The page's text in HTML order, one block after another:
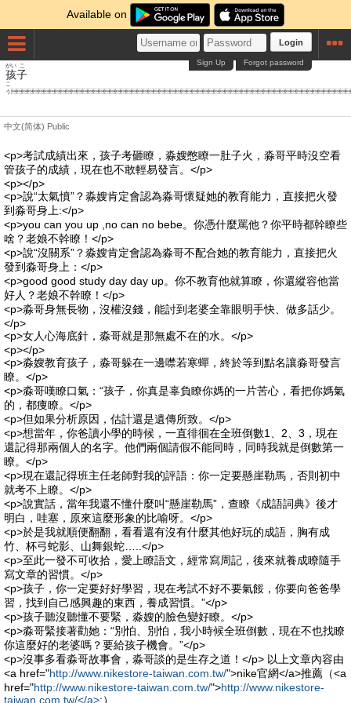
Available on
Login
Forgot password
Sign Up
孩
がい
子
こ
こ
う
中文(简体) Public
<p>考試成績出來，孩子考砸瞭，淼嫂憋瞭一肚子火，淼哥平時沒空看
管孩子的成績，現在也不敢輕易發言。</p>
<p></p>
<p>說“太氣憤”？淼嫂肯定會認為淼哥懷疑她的教育能力，直接把火發
到淼哥身上:</p>
<p>you can you up ,no can no bebe。你憑什麼罵他？你平時都幹瞭些
啥？老娘不幹瞭！</p>
<p>說“沒關系”？淼嫂肯定會認為淼哥不配合她的教育能力，直接把火
發到淼哥身上：</p>
<p>good good study day day up。你不教育他就算瞭，你還縱容他當
好人？老娘不幹瞭！</p>
<p>淼哥身無長物，沒權沒錢，能討到老婆全靠眼明手快、做多話少。
</p>
<p>女人心海底針，淼哥就是那無處不在的水。</p>
<p></p>
<p>淼嫂教育孩子，淼哥躲在一邊噤若寒蟬，終於等到點名讓淼哥發言
瞭。</p>
<p>淼哥嘆瞭口氣：“孩子，你真是辜負瞭你媽的一片苦心，看把你媽氣
的，都痩瞭。</p>
<p>但如果分析原因，估計還是遺傳所致。</p>
<p>想當年，你爸讀小學的時候，一直徘徊在全班倒數1、2、3，現在
還記得那兩個人的名字。他們兩個請假不能同時，同時我就是倒數第一
瞭。</p>
<p>現在還記得班主任老師對我的評語：你一定要懸崖勒馬，否則初中
就考不上瞭。</p>
<p>說實話，當年我還不懂什麼叫“懸崖勒馬”，查瞭《成語詞典》後才
明白，哇塞，原來這麼形象的比喻呀。</p>
<p>於是我就順便翻翻，看看還有沒有什麼其他好玩的成語，胸有成
竹、杯弓蛇影、山舞銀蛇…..</p>
<p>至此一發不可收拾，愛上瞭語文，經常寫周記，後來就養成瞭隨手
寫文章的習慣。</p>
<p>孩子，你一定要好好學習，現在考試不好不要氣餒，你要向爸爸學
習，找到自己感興趣的東西，養成習慣。”</p>
<p>孩子聽沒聽懂不要緊，淼嫂的臉色變好瞭。</p>
<p>淼哥緊接著勸她：“別怕、別怕，我小時候全班倒數，現在不也找瞭
你這麼好的老婆嗎？要給孩子機會。”</p>
<p>沒事多看淼哥故事會，淼哥談的是生存之道！</p> 以上文章內容由
<a href="http://www.nikestore-taiwan.com.tw/">nike官網</a>推薦（<a
href="http://www.nikestore-taiwan.com.tw/">http://www.nikestore-
taiwan.com.tw/</a>;）